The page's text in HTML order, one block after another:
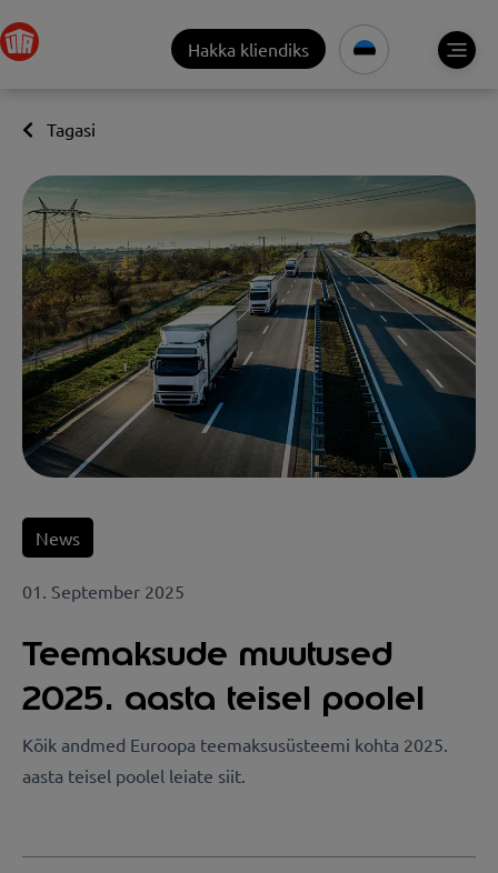
Hakka kliendiks
Tagasi
News
01. September 2025
Teemaksude muutused
2025. aasta teisel poolel
Kõik andmed Euroopa teemaksusüsteemi kohta 2025.
aasta teisel poolel leiate siit.